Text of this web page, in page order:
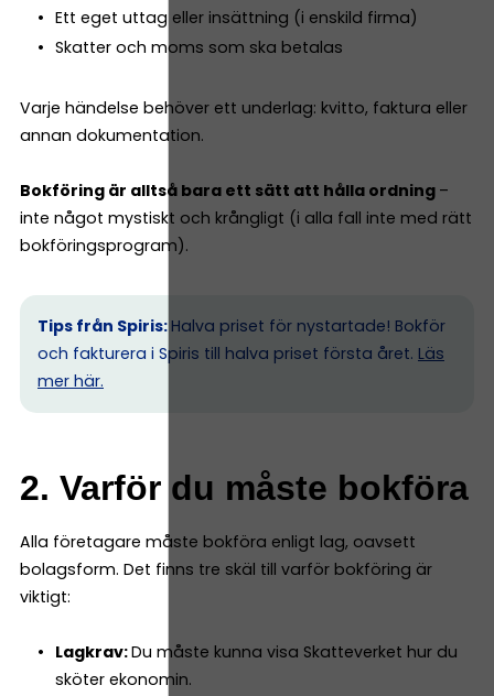
Ett eget uttag eller insättning (i enskild firma)
Skatter och moms som ska betalas
Varje händelse behöver ett underlag: kvitto, faktura eller
annan dokumentation.
Bokföring är alltså bara ett sätt att hålla ordning –
inte något mystiskt och krångligt (i alla fall inte med rätt
bokföringsprogram).
Tips från Spiris: Halva priset för nystartade! Bokför
och fakturera i Spiris till halva priset första året. Läs
mer här.
2. Varför du måste bokföra
Alla företagare måste bokföra enligt lag, oavsett
bolagsform. Det finns tre skäl till varför bokföring är
viktigt:
Lagkrav:Du måste kunna visa Skatteverket hur du
sköter ekonomin.